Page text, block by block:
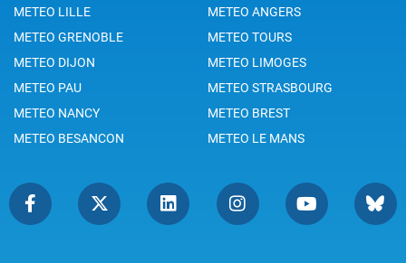
METEO LILLE
METEO ANGERS
METEO GRENOBLE
METEO TOURS
METEO DIJON
METEO LIMOGES
METEO PAU
METEO STRASBOURG
METEO NANCY
METEO BREST
METEO BESANCON
METEO LE MANS